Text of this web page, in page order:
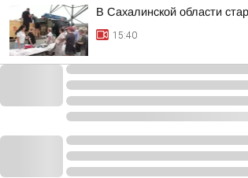
В Сахалинской области
15:40